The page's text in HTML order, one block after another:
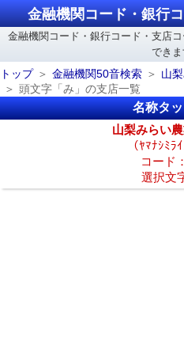
金融機関コード・銀行
金融機関コード・銀行コード・支店
できま
トップ
金融機関50音検索
山
頭文字「み」の支店一覧
名称タ
山梨みらい
（ﾔﾏﾅｼﾐﾗ
コード：
選択文